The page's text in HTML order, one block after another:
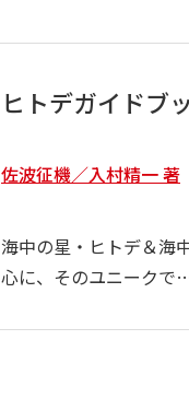
ヒトデガイドブ
佐波征機／入村精一 著
海中の星・ヒトデ＆海
心に、そのユニークで